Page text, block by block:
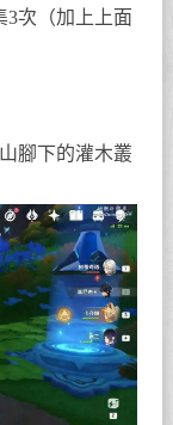
3次（加上上面
腳下的灌木叢